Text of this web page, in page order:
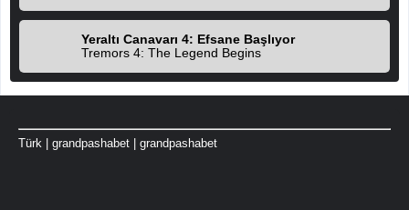
Yeraltı Canavarı 4: Efsane Başlıyor
Tremors 4: The Legend Begins
Türk | grandpashabet | grandpashabet